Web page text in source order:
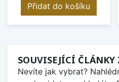
Přidat do košíku
SOUVISEJÍCÍ
Nevíte jak vybrat?